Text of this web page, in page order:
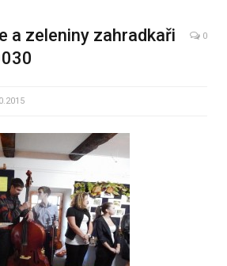
a zeleniny zahradkaři
0